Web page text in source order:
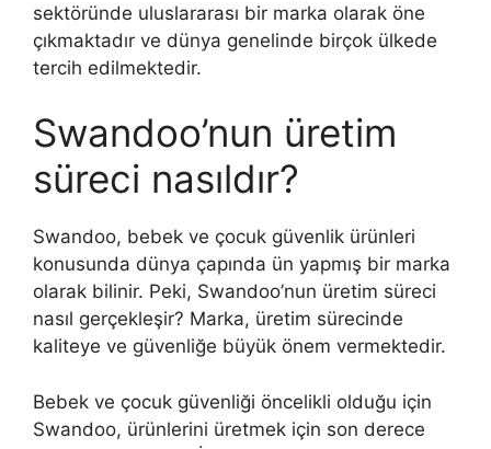
sektöründe uluslararası bir marka olarak öne
çıkmaktadır ve dünya genelinde birçok ülkede
tercih edilmektedir.
Swandoo’nun üretim
süreci nasıldır?
Swandoo, bebek ve çocuk güvenlik ürünleri
konusunda dünya çapında ün yapmış bir marka
olarak bilinir. Peki, Swandoo’nun üretim süreci
nasıl gerçekleşir? Marka, üretim sürecinde
kaliteye ve güvenliğe büyük önem vermektedir.
Bebek ve çocuk güvenliği öncelikli olduğu için
Swandoo, ürünlerini üretmek için son derece